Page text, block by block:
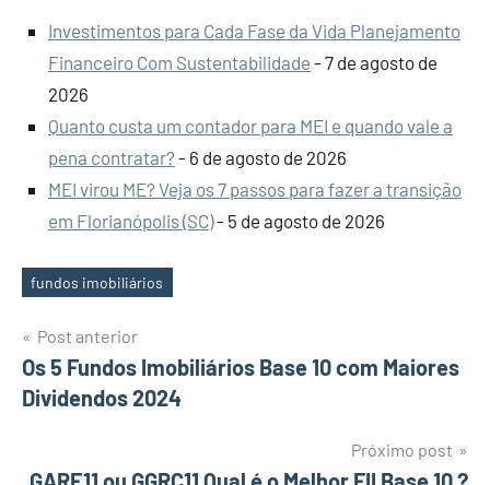
Investimentos para Cada Fase da Vida Planejamento
Financeiro Com Sustentabilidade - 7 de agosto de
2026
Quanto custa um contador para MEI e quando vale a
pena contratar? - 6 de agosto de 2026
MEI virou ME? Veja os 7 passos para fazer a transição
em Florianópolis (SC)- 5 de agosto de 2026
Tags
fundos imobiliários
Navegação
de
Post anterior
Os 5 Fundos Imobiliários Base 10 com Maiores
Dividendos 2024
Próximo post